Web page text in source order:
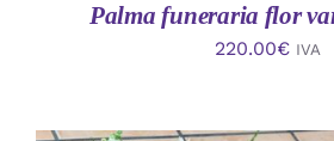
Palma funeraria flor
220.00€ IVA